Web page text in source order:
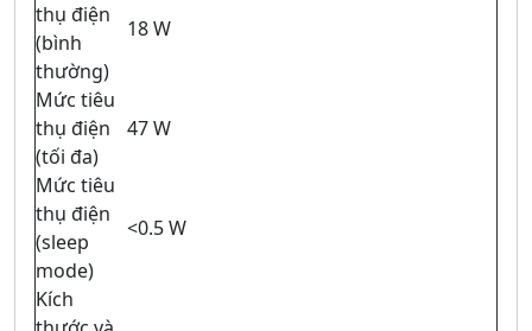
thụ điện
(bình
thường)
18 W
Mức tiêu
thụ điện
(tối đa)
47 W
Mức tiêu
thụ điện
(sleep
mode)
<0.5 W
Kích